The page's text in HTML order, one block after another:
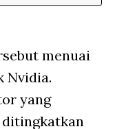
menuai
Nvidia.
yang
ditingkatkan